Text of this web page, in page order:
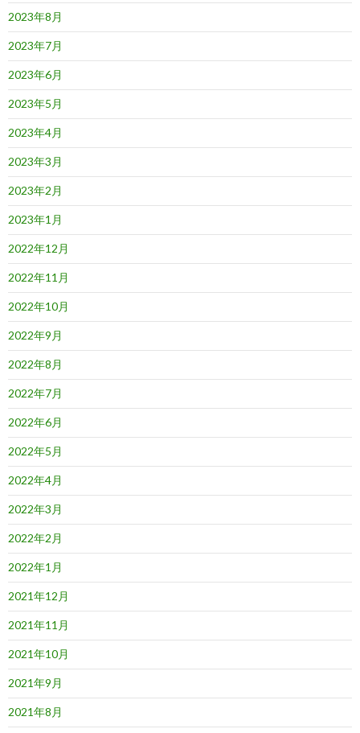
2023年8月
2023年7月
2023年6月
2023年5月
2023年4月
2023年3月
2023年2月
2023年1月
2022年12月
2022年11月
2022年10月
2022年9月
2022年8月
2022年7月
2022年6月
2022年5月
2022年4月
2022年3月
2022年2月
2022年1月
2021年12月
2021年11月
2021年10月
2021年9月
2021年8月